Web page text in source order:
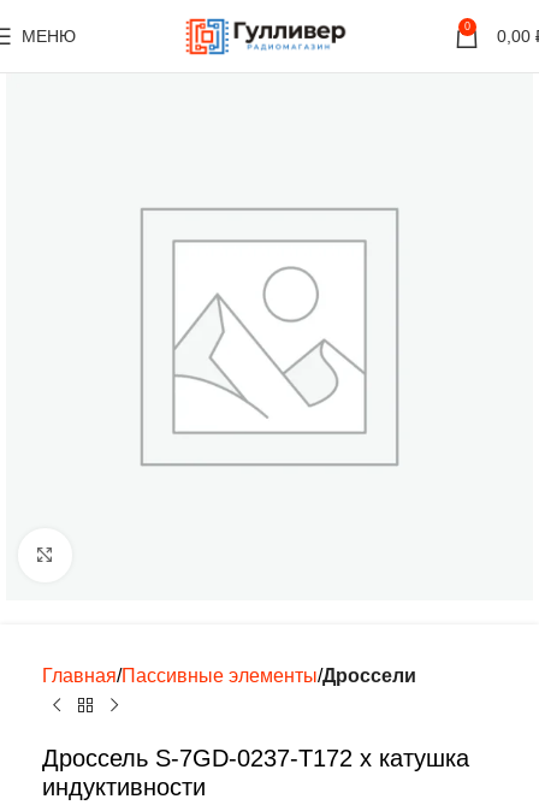
МЕНЮ 0 0,00
Главная Пассивные элементы Дроссели
Дроссель S-7GD-0237-T172 х катушка
индуктивности